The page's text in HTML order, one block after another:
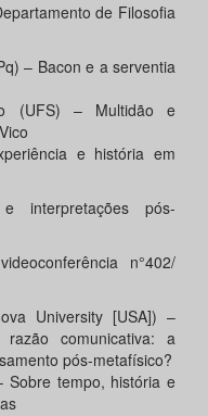
de Filosofia
– Bacon e a serventia
(UFS) – Multidão e
e história em
interpretações pós-
n°402/
University [USA]) –
comunicativa: a
pós-metafísico?
Sobre tempo, história e